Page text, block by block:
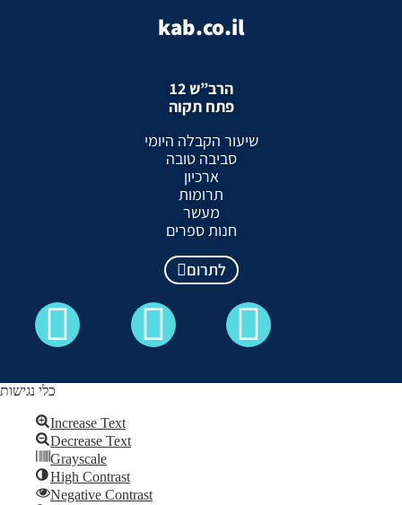
kab.co.il
הרב”ש 12
פתח תקוה
שיעור הקבלה היומי
סביבה טובה
ארכיון
תרומות
מעשר
חנות ספרים
לתרום
Skip to content
כלי נגישות
Increase Text
Decrease Text
Grayscale
High Contrast
Negative Contrast